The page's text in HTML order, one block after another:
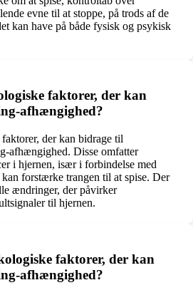
evne til at stoppe, på trods af de
kan have på både fysisk og psykisk
faktorer, der kan
afhængighed?
der kan bidrage til
afhængighed. Disse omfatter
i hjernen, især i forbindelse med
forstærke trangen til at spise. Der
ændringer, der påvirker
til hjernen.
faktorer, der kan
afhængighed?